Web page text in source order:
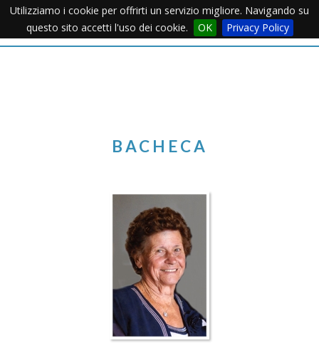
Utilizziamo i cookie per offrirti un servizio migliore. Navigando su
questo sito accetti l'uso dei cookie.
OK Privacy PolicyMenu
BACHECA